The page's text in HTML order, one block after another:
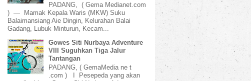
PADANG, ( Gema Medianet.com
) — Mamak Kepala Waris (MKW) Suku
Balaimansiang Aie Dingin, Kelurahan Balai
Gadang, Lubuk Minturun, Kecam...
Gowes Siti Nurbaya Adventure
VIII Suguhkan Tiga Jalur
Tantangan
PADANG, ( GemaMedia ne t
.com ) I Pesepeda yang akan